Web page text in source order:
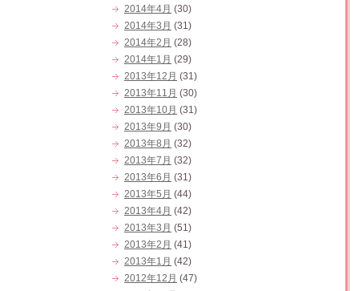
2014年4月 (30)
2014年3月 (31)
2014年2月 (28)
2014年1月 (29)
2013年12月 (31)
2013年11月 (30)
2013年10月 (31)
2013年9月 (30)
2013年8月 (32)
2013年7月 (32)
2013年6月 (31)
2013年5月 (44)
2013年4月 (42)
2013年3月 (51)
2013年2月 (41)
2013年1月 (42)
2012年12月 (47)